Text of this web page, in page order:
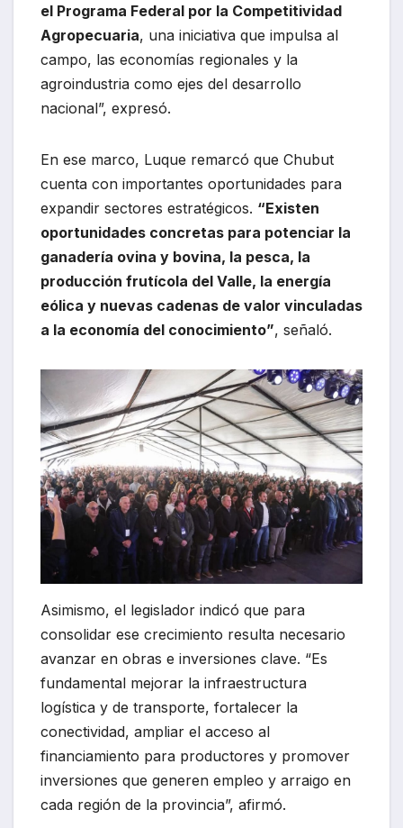
el Programa Federal por la Competitividad
Agropecuaria, una iniciativa que impulsa al
campo, las economías regionales y la
agroindustria como ejes del desarrollo
nacional”, expresó.
En ese marco, Luque remarcó que Chubut
cuenta con importantes oportunidades para
expandir sectores estratégicos. “Existen
oportunidades concretas para potenciar la
ganadería ovina y bovina, la pesca, la
producción frutícola del Valle, la energía
eólica y nuevas cadenas de valor vinculadas
a la economía del conocimiento”, señaló.
Asimismo, el legislador indicó que para
consolidar ese crecimiento resulta necesario
avanzar en obras e inversiones clave. “Es
fundamental mejorar la infraestructura
logística y de transporte, fortalecer la
conectividad, ampliar el acceso al
financiamiento para productores y promover
inversiones que generen empleo y arraigo en
cada región de la provincia”, afirmó.